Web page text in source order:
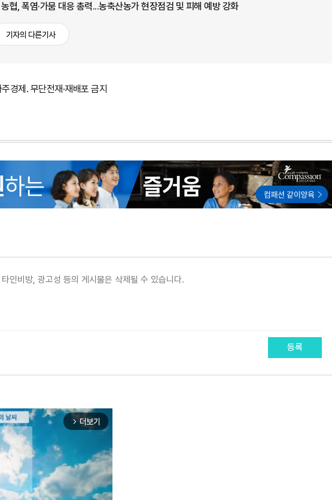
농협, 폭염·가뭄 대응 총력...농축산농가 현장점검 및 피해 예방 강화
기자의 다른기사
경제. 무단전재·재배포 금지
등록
arrow_forward_ios 더보기